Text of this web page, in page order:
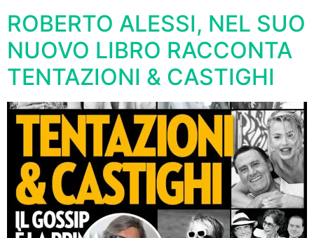
ROBERTO ALESSI, NEL SUO
NUOVO LIBRO RACCONTA
TENTAZIONI & CASTIGHI